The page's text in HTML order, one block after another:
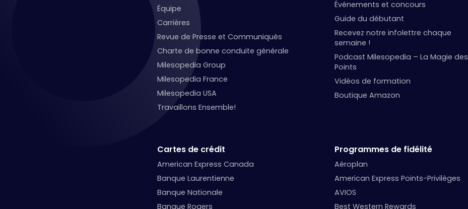
Équipe
Carrières
Revue de Presse et Communiqués
Charte de bonne conduite générale
Milesopedia Group
Milesopedia France
Milesopedia USA
Travaillons Ensemble!
Événements et concours
Guide du débutant
Recevez notre infolettre chaque
semaine !
Podcast Milesopedia – La Magie des
Points
Vidéos de formation
Boutique Amazon
Cartes de crédit
American Express Canada
Banque Laurentienne
Banque Nationale
Banque Rogers
Programmes de fidélité
Aéroplan
American Express Points-Privilèges
AVIOS
Best Western Rewards